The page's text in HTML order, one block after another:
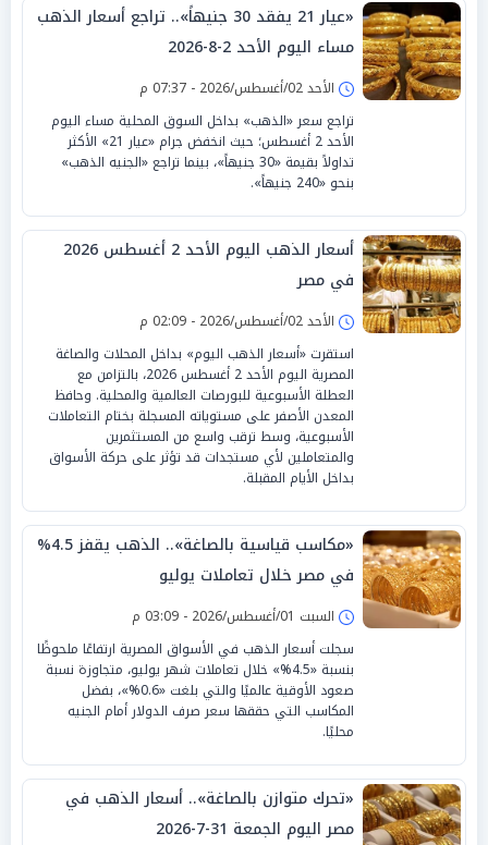
«عيار 21 يفقد 30 جنيهاً».. تراجع أسعار الذهب
مساء اليوم الأحد 2-8-2026
الأحد 02/أغسطس/2026 - 07:37 م
تراجع سعر «الذهب» بداخل السوق المحلية مساء اليوم
الأحد 2 أغسطس؛ حيث انخفض جرام «عيار 21» الأكثر
تداولاً بقيمة «30 جنيهاً»، بينما تراجع «الجنيه الذهب»
بنحو «240 جنيهاً».
أسعار الذهب اليوم الأحد 2 أغسطس 2026
في مصر
الأحد 02/أغسطس/2026 - 02:09 م
استقرت «أسعار الذهب اليوم» بداخل المحلات والصاغة
المصرية اليوم الأحد 2 أغسطس 2026، بالتزامن مع
العطلة الأسبوعية للبورصات العالمية والمحلية. وحافظ
المعدن الأصفر على مستوياته المسجلة بختام التعاملات
الأسبوعية، وسط ترقب واسع من المستثمرين
والمتعاملين لأي مستجدات قد تؤثر على حركة الأسواق
بداخل الأيام المقبلة.
«مكاسب قياسية بالصاغة».. الذهب يقفز 4.5%
في مصر خلال تعاملات يوليو
السبت 01/أغسطس/2026 - 03:09 م
سجلت أسعار الذهب في الأسواق المصرية ارتفاعًا ملحوظًا
بنسبة «4.5%» خلال تعاملات شهر يوليو، متجاوزة نسبة
صعود الأوقية عالميًا والتي بلغت «0.6%»، بفضل
المكاسب التي حققها سعر صرف الدولار أمام الجنيه
محليًا.
«تحرك متوازن بالصاغة».. أسعار الذهب في
مصر اليوم الجمعة 31-7-2026